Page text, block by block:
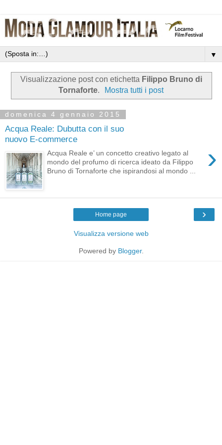
▼
Visualizzazione post con etichetta Filippo Bruno di
Tornaforte. Mostra tutti i post
domenica 4 gennaio 2015
Acqua Reale: Dubutta con il suo
nuovo E-commerce
›
Acqua Reale e’ un concetto creativo legato al
mondo del profumo di ricerca ideato da Filippo
Bruno di Tornaforte che ispirandosi al mondo ...
›
Home page
Visualizza versione web
Powered by Blogger.